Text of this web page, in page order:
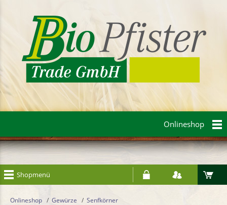
Onlineshop
Shopmenü
Onlineshop / Gewürze / Senfkörner